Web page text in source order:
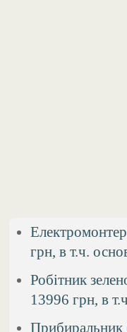
грн, в т.ч.
Робітник
13996 грн, в
Прибиральник